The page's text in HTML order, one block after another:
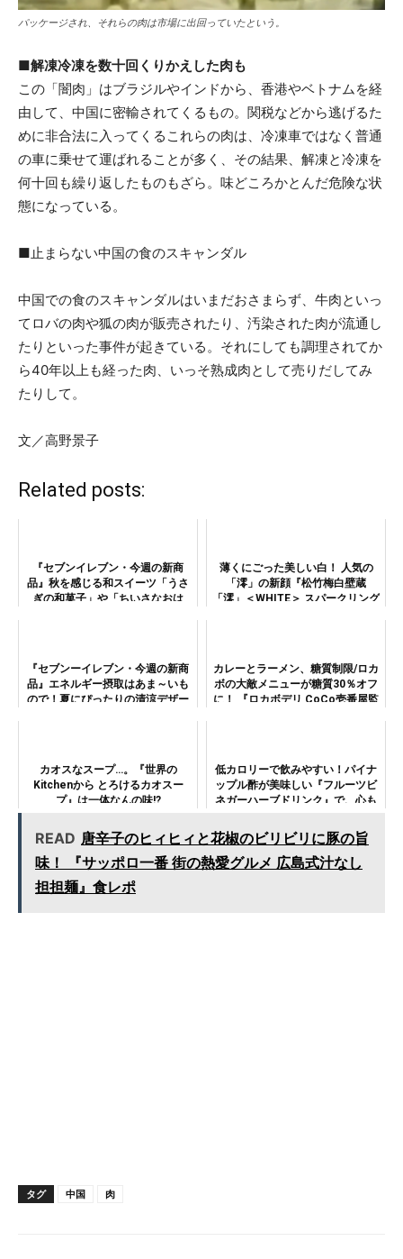
パッケージされ、それらの肉は市場に出回っていたという。
■解凍冷凍を数十回くりかえした肉も
この「闇肉」はブラジルやインドから、香港やベトナムを経
由して、中国に密輸されてくるもの。関税などから逃げるた
めに非合法に入ってくるこれらの肉は、冷凍車ではなく普通
の車に乗せて運ばれることが多く、その結果、解凍と冷凍を
何十回も繰り返したものもざら。味どころかとんだ危険な状
態になっている。
■止まらない中国の食のスキャンダル
中国での食のスキャンダルはいまだおさまらず、牛肉といっ
てロバの肉や狐の肉が販売されたり、汚染された肉が流通し
たりといった事件が起きている。それにしても調理されてか
ら40年以上も経った肉、いっそ熟成肉として売りだしてみ
たりして。
文／高野景子
Related posts:
『セブンイレブン・今週の新商
品』秋を感じる和スイーツ「うさ
ぎの和菓子」や「ちいさなおは
薄くにごった美しい白！ 人気の
「澪」の新顔『松竹梅白壁蔵
「澪」＜WHITE＞ スパークリング
『セブンーイレブン・今週の新商
品』エネルギー摂取はあま～いも
ので！夏にぴったりの清涼デザー
カレーとラーメン、糖質制限/ロカ
ボの大敵メニューが糖質30％オフ
に！ 『ロカボデリ CoCo壱番屋監
カオスなスープ…。『世界の
Kitchenから とろけるカオスー
プ』は一体なんの味!?
低カロリーで飲みやすい！パイナ
ップル酢が美味しい『フルーツビ
ネガーハーブドリンク』で、心も
READ 唐辛子のヒィヒィと花椒のビリビリに豚の旨
味！ 『サッポロ一番 街の熱愛グルメ 広島式汁なし
担担麺』食レポ
タグ 中国 肉